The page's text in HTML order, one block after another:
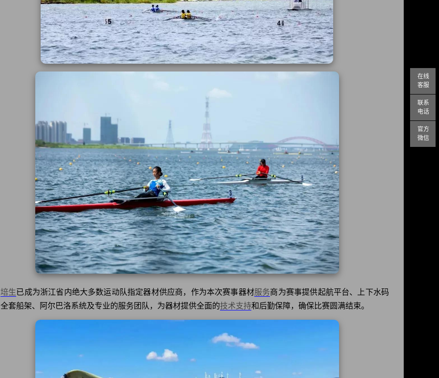
在线
客服
联系
电话
官方
微信
培生已成为浙江省内绝大多数运动队指定器材供应商，作为本次赛事器材服务商为赛事提供起航平台、上下水码
套船架、阿尔巴洛系统及专业的服务团队，为器材提供全面的技术支持和后勤保障，确保比赛圆满结束。